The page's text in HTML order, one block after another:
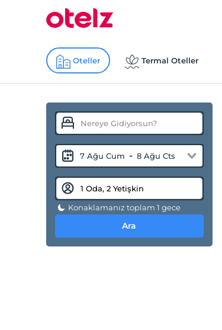
Oteller Termal Oteller
7 Ağu Cum - 8 Ağu Cts
Konaklamanız toplam 1 gece
Ara